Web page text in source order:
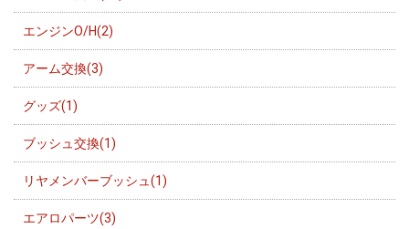
エンジンO/H(2)
アーム交換(3)
グッズ(1)
ブッシュ交換(1)
リヤメンバーブッシュ(1)
エアロパーツ(3)